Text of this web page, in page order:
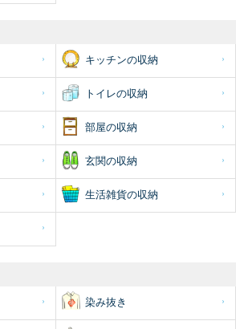
キッチンの収納
トイレの収納
部屋の収納
玄関の収納
生活雑貨の収納
染み抜き